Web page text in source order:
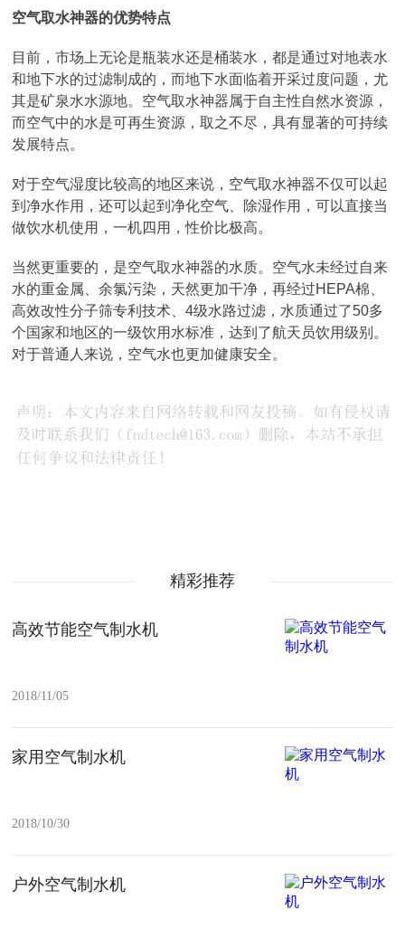
空气取水神器的优势特点
目前，市场上无论是瓶装水还是桶装水，都是通过对地表水
和地下水的过滤制成的，而地下水面临着开采过度问题，尤
其是矿泉水水源地。空气取水神器属于自主性自然水资源，
而空气中的水是可再生资源，取之不尽，具有显著的可持续
发展特点。
对于空气湿度比较高的地区来说，空气取水神器不仅可以起
到净水作用，还可以起到净化空气、除湿作用，可以直接当
做饮水机使用，一机四用，性价比极高。
当然更重要的，是空气取水神器的水质。空气水未经过自来
水的重金属、余氯污染，天然更加干净，再经过HEPA棉、
高效改性分子筛专利技术、4级水路过滤，水质通过了50多
个国家和地区的一级饮用水标准，达到了航天员饮用级别。
对于普通人来说，空气水也更加健康安全。
精彩推荐
高效节能空气制水机
2018/11/05
家用空气制水机
2018/10/30
户外空气制水机